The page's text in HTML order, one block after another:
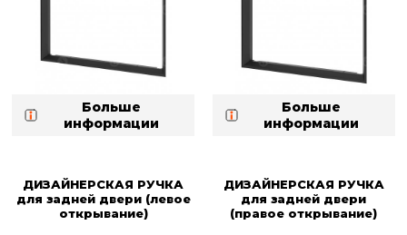
Больше
информации
Больше
информации
ДИЗАЙНЕРСКАЯ РУЧКА
для задней двери (левое
открывание)
ДИЗАЙНЕРСКАЯ РУЧКА
для задней двери
(правое открывание)